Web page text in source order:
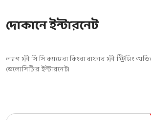
দোকানে ইন্টারনেট
ল্যাগ ফ্রী সি সি ক্যামেরা কিংবা বাফার ফ্রী স্ট্রিমিং
ভেলোসিটি'র ইন্টারনেট।